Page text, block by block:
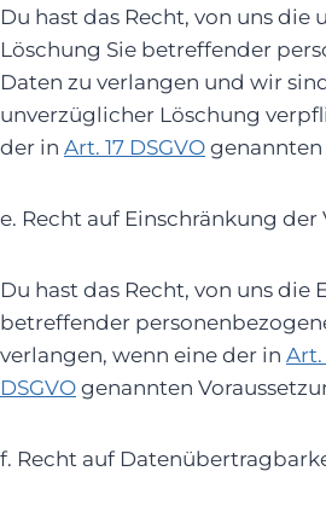
Du hast das Recht, von uns die
Löschung Sie betreffender
Daten zu verlangen und wir
unverzüglicher Löschung
der in Art. 17 DSGVO
e. Recht auf Einschränkung der
Du hast das Recht, von uns die
betreffender
verlangen, wenn eine der in Art.
DSGVO genannten
f. Recht auf